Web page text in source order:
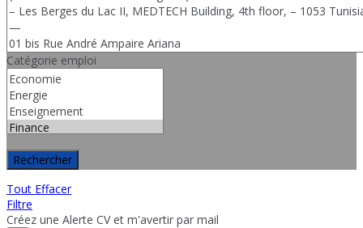
Catégorie emploi
Rechercher
Tout Effacer
Filtre
Créez une Alerte CV et m'avertir par mail